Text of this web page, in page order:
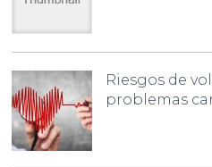
Riesgos de
problemas